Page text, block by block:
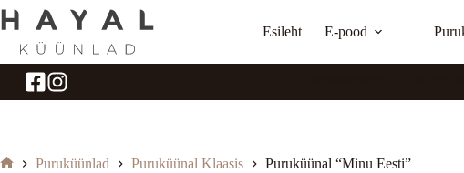
Skip
to
content
Esileht E-pood
Puruküünlad Puruküünal Klaasis Puruküünal “Minu Eesti”